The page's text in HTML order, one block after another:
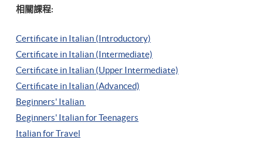
相關課程:
Certificate in Italian (Introductory)
Certificate in Italian (Intermediate)
Certificate in Italian (Upper Intermediate)
Certificate in Italian (Advanced)
Beginners' Italian
Beginners' Italianfor Teenagers
Italian for Travel